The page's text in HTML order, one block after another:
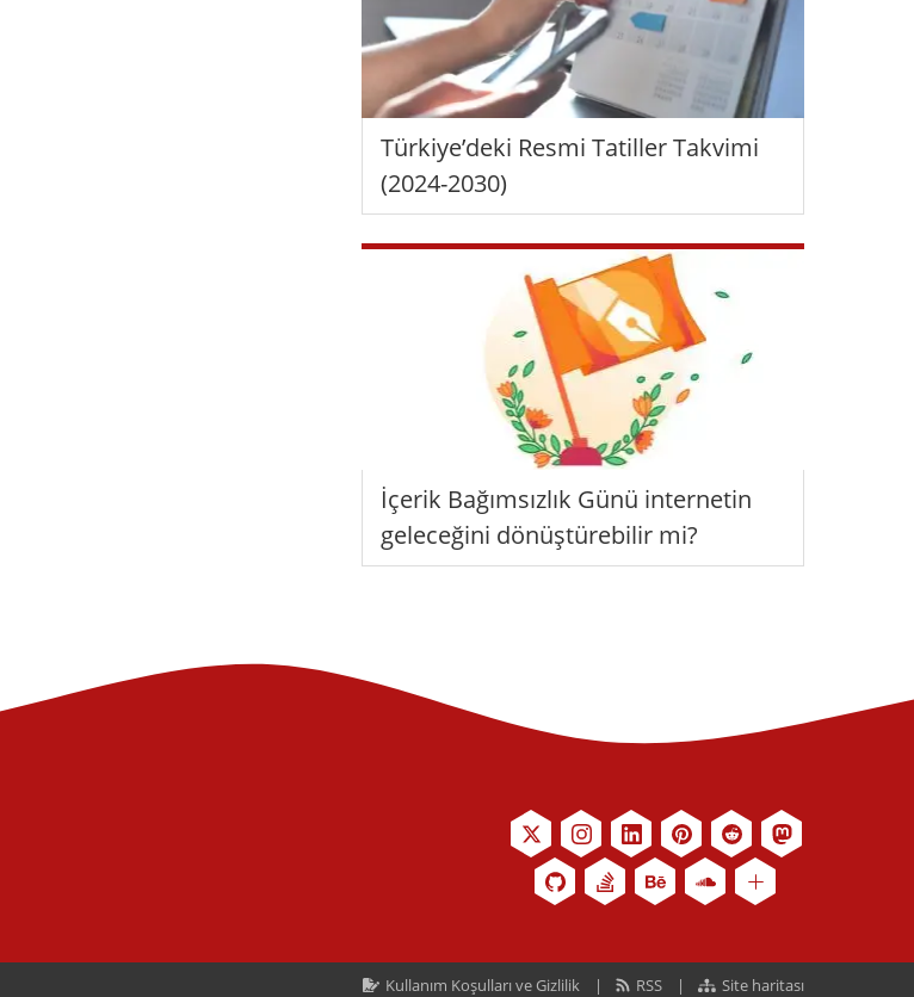
Türkiye’deki Resmi Tatiller Takvimi
(2024-2030)
İçerik Bağımsızlık Günü internetin
geleceğini dönüştürebilir mi?
Kullanım Koşulları ve Gizlilik RSS Site haritası